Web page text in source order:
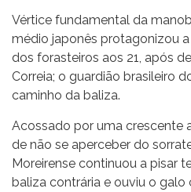
Vértice fundamental da
médio japonês protagonizou
dos forasteiros aos 21, após
Correia; o guardião brasileiro
caminho da baliza.
Acossado por uma crescente
de não se aperceber do
Moreirense continuou a pisar
baliza contrária e ouviu o galo